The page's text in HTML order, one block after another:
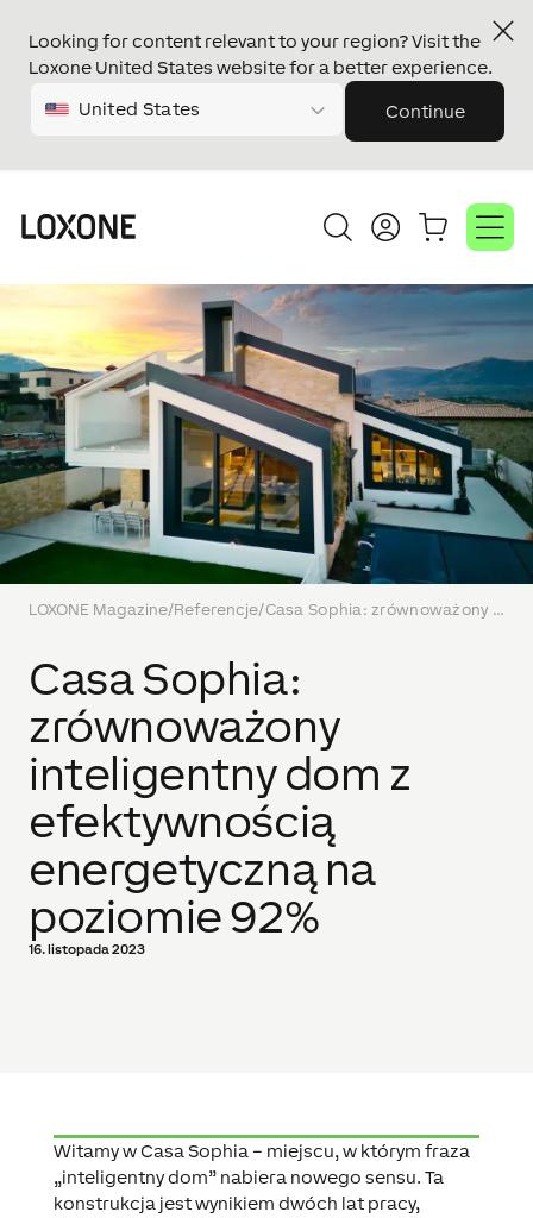
Looking for content relevant to your region? Visit the
Loxone United States website for a better experience.
United States Continue
LOXONE Magazine/Referencje/ Casa Sophia: zrównoważony inteligentny dom z efektywnością energetyczną na poziomie 92%
Casa Sophia:
zrównoważony
inteligentny dom z
efektywnością
energetyczną na
poziomie 92%
16. listopada 2023
Witamy w Casa Sophia – miejscu, w którym fraza
„inteligentny dom” nabiera nowego sensu. Ta
konstrukcja jest wynikiem dwóch lat pracy,